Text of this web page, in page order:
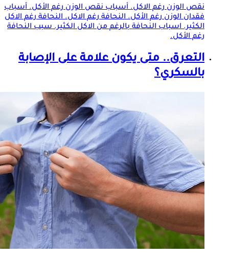
نقص الوزن رغم الاكل. أسباب نقص الوزن رغم الأكل. أسباب
فقدان الوزن رغم الأكل. النحافة رغم الاكل. النحافة رغم الاكل
الكثير. اسباب النحافة بالرغم من الاكل الكثير. سبب النحافة
رغم الأكل.
التعرق.. متى يكون علامة على الإصابة
بالسكري؟